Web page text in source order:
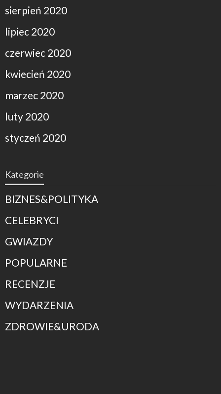
sierpień 2020
lipiec 2020
czerwiec 2020
kwiecień 2020
marzec 2020
luty 2020
styczeń 2020
Kategorie
BIZNES&POLITYKA
CELEBRYCI
GWIAZDY
POPULARNE
RECENZJE
WYDARZENIA
ZDROWIE&URODA